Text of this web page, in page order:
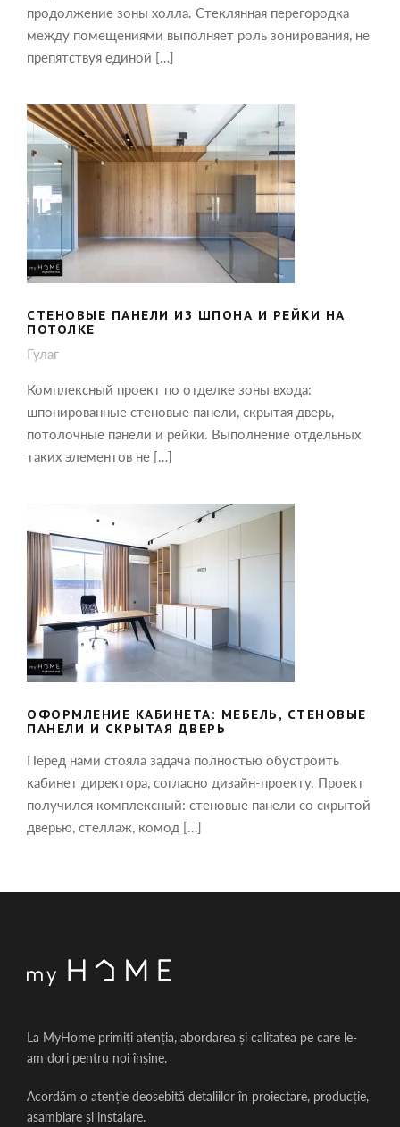
продолжение зоны холла. Стеклянная перегородка
между помещениями выполняет роль зонирования, не
препятствуя единой […]
СТЕНОВЫЕ ПАНЕЛИ ИЗ ШПОНА И
РЕЙКИ НА ПОТОЛКЕ
СТЕНОВЫЕ ПАНЕЛИ ИЗ ШПОНА И РЕЙКИ НА
ПОТОЛКЕ
Гулаг
Комплексный проект по отделке зоны входа:
шпонированные стеновые панели, скрытая дверь,
потолочные панели и рейки. Выполнение отдельных
таких элементов не […]
ОФОРМЛЕНИЕ КАБИНЕТА: МЕБЕЛЬ,
СТЕНОВЫЕ ПАНЕЛИ И СКРЫТАЯ
ОФОРМЛЕНИЕ КАБИНЕТА: МЕБЕЛЬ, СТЕНОВЫЕ
ПАНЕЛИ И СКРЫТАЯ ДВЕРЬ
Перед нами стояла задача полностью обустроить
кабинет директора, согласно дизайн-проекту. Проект
получился комплексный: стеновые панели со скрытой
дверью, стеллаж, комод […]
La MyHome primiți atenția, abordarea și calitatea pe care le-
am dori pentru noi înșine.
Acordăm o atenție deosebită detaliilor în proiectare, producție,
asamblare și instalare.